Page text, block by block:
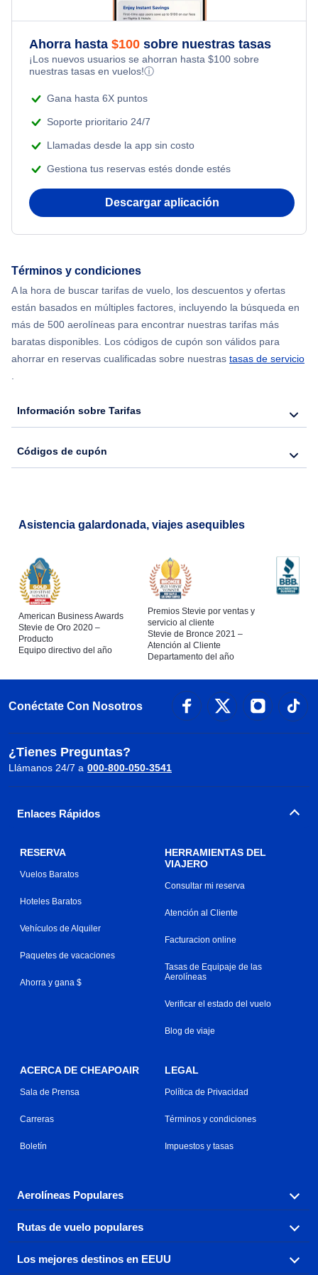
Flights Under $49
Flights Under $99
Flights Under $199
Flights from Toronto to Shanghai
Flights from Nueva York to Milán
Flights from Nueva York to Estanbul
Flights from Nueva York to Atenas
Flights from Shanghai to Nueva York
Flights from Delhi to Nueva York
Flights from Chicago to Delhi
Flights from Nueva York to Hong Kong
Flights from Nueva York to Lisboa
Romantic Vacations
Adventure Vacations
Beach Vacations
Ahorra hasta $100 sobre nuestras tasas
¡Los nuevos usuarios se ahorran hasta $100 sobre
nuestras tasas en vuelos!ⓘ
Gana hasta 6X puntos
Soporte prioritario 24/7
Llamadas desde la app sin costo
Gestiona tus reservas estés donde estés
Descargar aplicación
Términos y condiciones
A la hora de buscar tarifas de vuelo, los descuentos y ofertas
están basados en múltiples factores, incluyendo la búsqueda en
más de 500 aerolíneas para encontrar nuestras tarifas más
baratas disponibles. Los códigos de cupón son válidos para
ahorrar en reservas cualificadas sobre nuestras tasas de servicio
.
Información sobre Tarifas
Códigos de cupón
Asistencia galardonada, viajes asequibles
American Business Awards
Stevie de Oro 2020 –
Producto
Equipo directivo del año
Premios Stevie por ventas y
servicio al cliente
Stevie de Bronce 2021 –
Atención al Cliente
Departamento del año
Conéctate Con Nosotros
¿Tienes Preguntas?
Llámanos 24/7 a 000-800-050-3541
Enlaces Rápidos
RESERVA
Vuelos Baratos
Hoteles Baratos
Vehículos de Alquiler
Paquetes de vacaciones
Ahorra y gana $
HERRAMIENTAS DEL
VIAJERO
Consultar mi reserva
Atención al Cliente
Facturacion online
Tasas de Equipaje de las
Aerolíneas
Verificar el estado del vuelo
Blog de viaje
ACERCA DE CHEAPOAIR
Sala de Prensa
Carreras
Boletín
LEGAL
Política de Privacidad
Términos y condiciones
Impuestos y tasas
Aerolíneas Populares
Explora nuestras opciones de tarifas aéreas baratas por
aerolínea, con más de 500 opciones para elegir.
Aeromexico
Rutas de vuelo populares
Reserva una de nuestras rutas de vuelo más populares
Los mejores destinos en EEUU